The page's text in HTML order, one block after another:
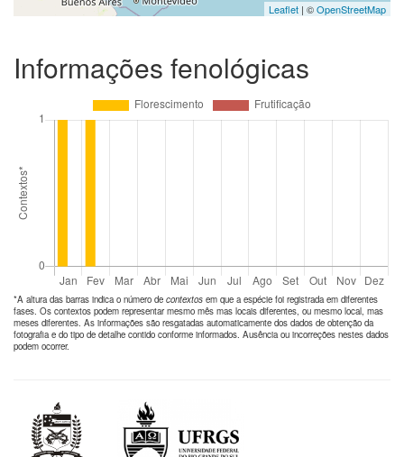
Leaflet | ©OpenStreetMap
Informações fenológicas
*A altura das barras indica o número de contextos em que a espécie foi registrada em diferentes
fases. Os contextos podem representar mesmo mês mas locais diferentes, ou mesmo local, mas
meses diferentes. As informações são resgatadas automaticamente dos dados de obtenção da
fotografia e do tipo de detalhe contido conforme informados. Ausência ou incorreções nestes dados
podem ocorrer.